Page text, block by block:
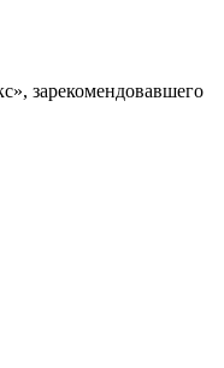
зарекомендовавшего